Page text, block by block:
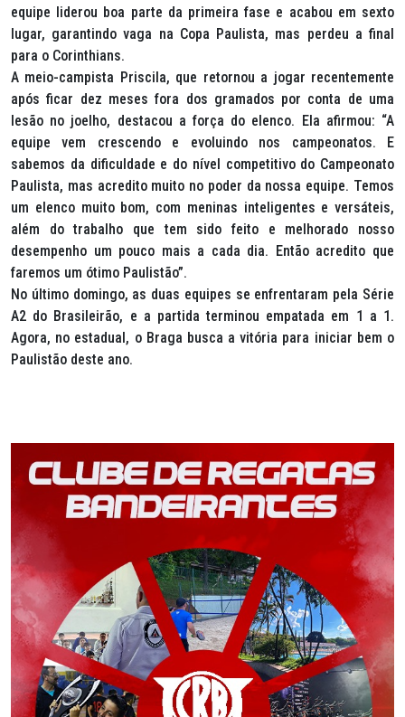
equipe liderou boa parte da primeira fase e acabou em sexto
lugar, garantindo vaga na Copa Paulista, mas perdeu a final
para o Corinthians.
A meio-campista Priscila, que retornou a jogar recentemente
após ficar dez meses fora dos gramados por conta de uma
lesão no joelho, destacou a força do elenco. Ela afirmou: “A
equipe vem crescendo e evoluindo nos campeonatos. E
sabemos da dificuldade e do nível competitivo do Campeonato
Paulista, mas acredito muito no poder da nossa equipe. Temos
um elenco muito bom, com meninas inteligentes e versáteis,
além do trabalho que tem sido feito e melhorado nosso
desempenho um pouco mais a cada dia. Então acredito que
faremos um ótimo Paulistão”.
No último domingo, as duas equipes se enfrentaram pela Série
A2 do Brasileirão, e a partida terminou empatada em 1 a 1.
Agora, no estadual, o Braga busca a vitória para iniciar bem o
Paulistão deste ano.